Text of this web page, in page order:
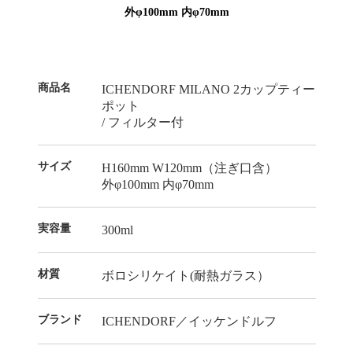
外φ100mm 内φ70mm
商品名
ICHENDORF MILANO 2カップティー
ポット
/ フィルター付
サイズ
H160mm W120mm（注ぎ口含）
外φ100mm 内φ70mm
実容量 300ml
材質 ボロシリケイト(耐熱ガラス）
ブランド ICHENDORF／イッケンドルフ